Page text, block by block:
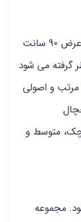
یخچال کبابی دارای طول 190، ارتفاع 190 و عرض 90 سانت
72 سانت در نظر گرفته می شود
مرتب و اصولی
متوسط و
مجموعه